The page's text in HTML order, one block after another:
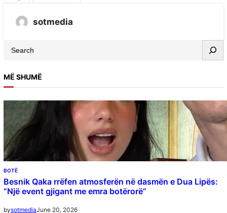
sotmedia
MË SHUMË
BOTË
Besnik Qaka rrëfen atmosferën në dasmën e Dua Lipës:
“Një event gjigant me emra botërorë”
bysotmediaJune 20, 2026